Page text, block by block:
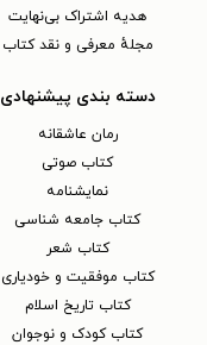
هدیه اشتراک بی‌نهایت
مجلهٔ معرفی و نقد کتاب
دسته بندی پیشنهادی
رمان عاشقانه
کتاب‌ صوتی
نمایشنامه
کتاب جامعه شناسی
کتاب شعر
کتاب موفقیت و خودیاری
کتاب تاریخ اسلام
کتاب کودک و نوجوان